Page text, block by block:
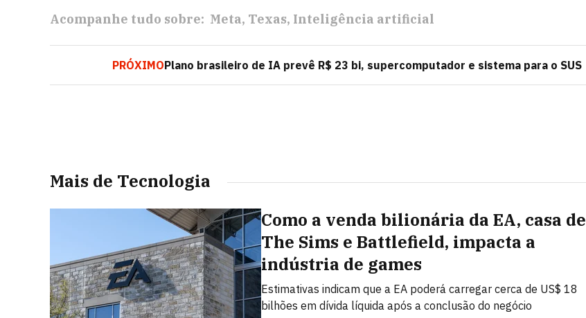
Acompanhe tudo sobre: Meta Texas Inteligência artificial
PRÓXIMOPlano brasileiro de IA prevê R$ 23 bi, supercomputador e sistema para o SUS
Mais de Tecnologia
Como a venda bilionária da EA, casa de
The Sims e Battlefield, impacta a
indústria de games
Estimativas indicam que a EA poderá carregar cerca de US$ 18
bilhões em dívida líquida após a conclusão do negócio